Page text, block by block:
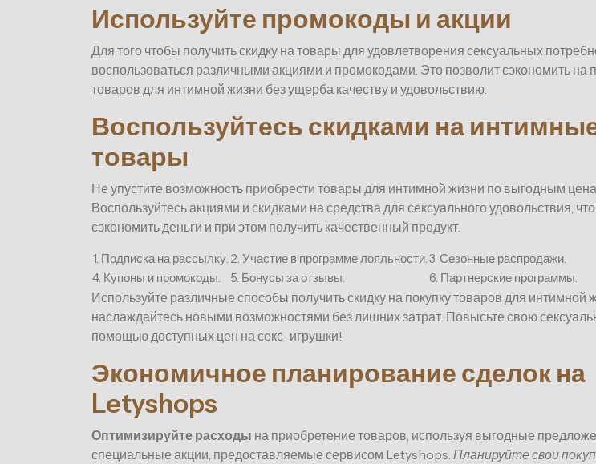
Используйте промокоды и акции
Для того чтобы получить скидку на товары для удовлетворения сексуальных
воспользоваться различными акциями и промокодами. Это позволит сэкономить на
товаров для интимной жизни без ущерба качеству и удовольствию.
Воспользуйтесь скидками на
товары
Не упустите возможность приобрести товары для интимной жизни по выгодным
Воспользуйтесь акциями и скидками на средства для сексуального удовольствия,
сэкономить деньги и при этом получить качественный продукт.
1. Подписка на рассылку. 2. Участие в программе лояльности.3. Сезонные распродажи.
4. Купоны и промокоды.
5. Бонусы за отзывы. 6. Партнерские программы.
Используйте различные способы получить скидку на покупку товаров для интимной
наслаждайтесь новыми возможностями без лишних затрат. Повысьте свою
помощью доступных цен на секс-игрушки!
Экономичное планирование сделок на
Letyshops
Оптимизируйте расходы на приобретение товаров, используя выгодные
специальные акции, предоставляемые сервисом Letyshops. Планируйте свои